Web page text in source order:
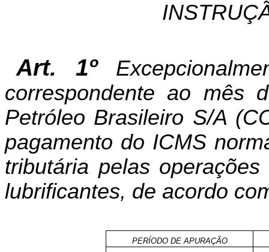
Art. 1º
correspondente ao
Petróleo Brasileiro S/A
pagamento do ICMS
tributária pelas
lubrificantes, de acordo
PERÍODO DE APURAÇÃO